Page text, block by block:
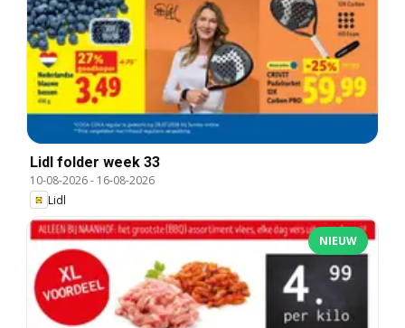
Lidl folder week 33
10-08-2026- 16-08-2026
Lidl
NIEUW